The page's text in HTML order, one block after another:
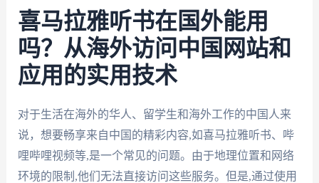
喜马拉雅听书在国外能用
吗？从海外访问中国网站和
应用的实用技术
对于生活在海外的华人、留学生和海外工作的中国人来
说，想要畅享来自中国的精彩内容,如喜马拉雅听书、哔
哩哔哩视频等,是一个常见的问题。由于地理位置和网络
环境的限制,他们无法直接访问这些服务。但是,通过使用